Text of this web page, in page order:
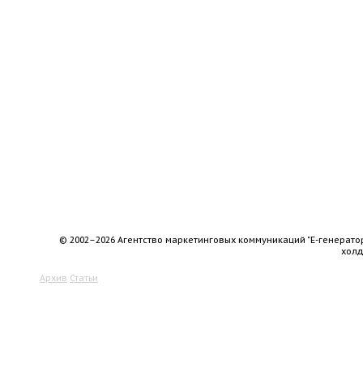
© 2002–2026 Агентство маркетинговых коммуникаций "Е-
Архив Статьи